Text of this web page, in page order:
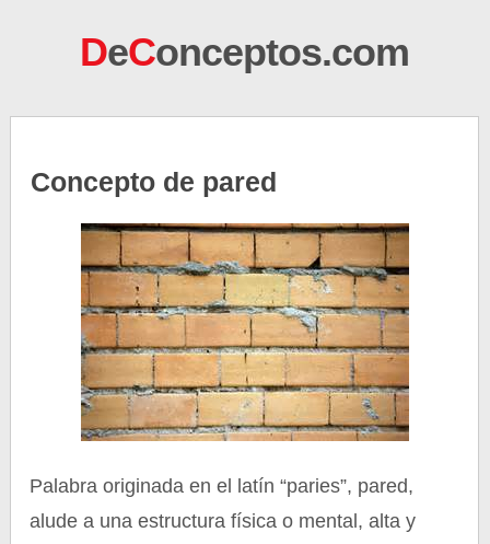
DeConceptos.com
Concepto de pared
Palabra originada en el latín “paries”, pared,
alude a una estructura física o mental, alta y